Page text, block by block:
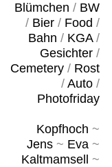
Blümchen / BW
/ Bier/ Food /
Bahn / KGA/
Gesichter/
Cemetery/ Rost
/ Auto/
Photofriday
Kopfhoch ~
Jens~ Eva~
Kaltmamsell
~